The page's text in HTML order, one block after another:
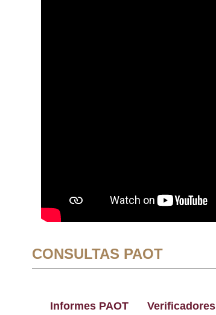
CONSULTAS PAOT
Informes PAOT
Verificadores